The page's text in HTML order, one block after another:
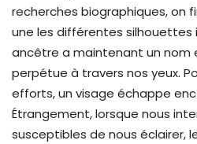
recherches biographiques, on
une les différentes silhouettes
ancêtre a maintenant un nom
perpétue à travers nos yeux.
efforts, un visage échappe
Étrangement, lorsque nous
susceptibles de nous éclairer,